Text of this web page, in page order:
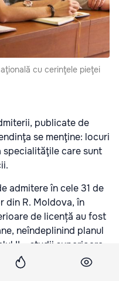
cu cerinţele pieţei
publicate de
se menţine: locuri
specialităţile care sunt
admitere în cele 31 de
din R. Moldova, în
de licență au fost
neîndeplinind planul
II – studii superioare
de persoane, în timp